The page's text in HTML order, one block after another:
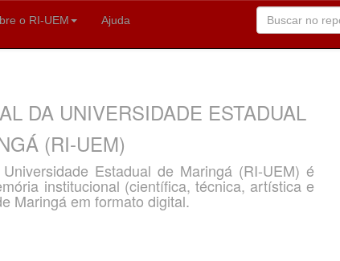
o RI-UEM Ajuda
DA UNIVERSIDADE ESTADUAL
(RI-UEM)
Estadual de Maringá (RI-UEM) é
institucional (científica, técnica, artística e
Maringá em formato digital.